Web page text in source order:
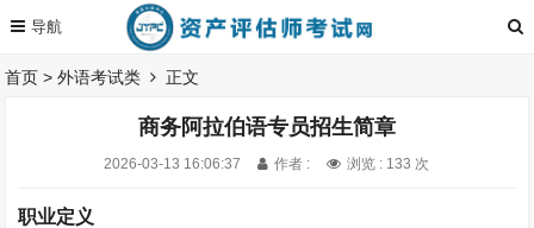
首页 >外语考试类 正文
商务阿拉伯语专员招生简章
2026-03-13 16:06:37 作者 : 浏览 : 133 次
职业定义